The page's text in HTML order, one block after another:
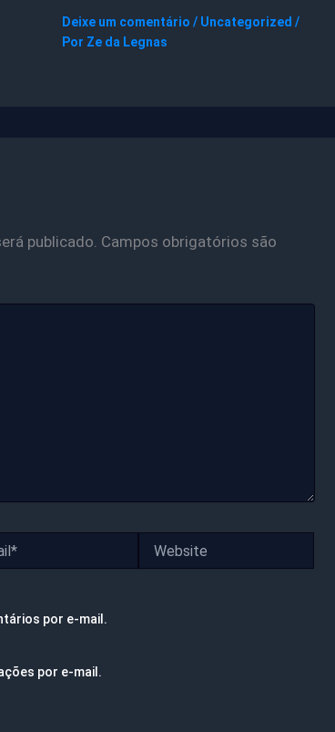
Deixe um comentário / Uncategorized /
Por Ze da Legnas
publicado. Campos obrigatórios são
por e-mail.
por e-mail.